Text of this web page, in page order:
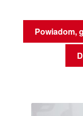
Powiadom,